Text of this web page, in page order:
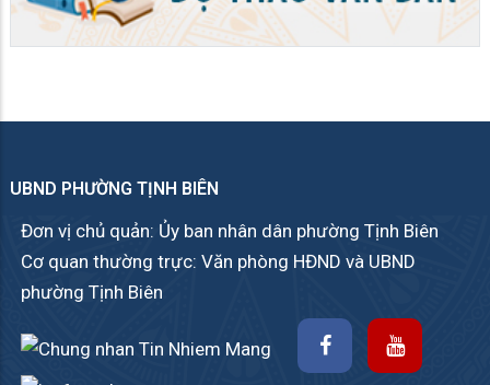
UBND PHƯỜNG TỊNH BIÊN
Đơn vị chủ quản: Ủy ban nhân dân phường Tịnh Biên
Cơ quan thường trực: Văn phòng HĐND và UBND
phường Tịnh Biên